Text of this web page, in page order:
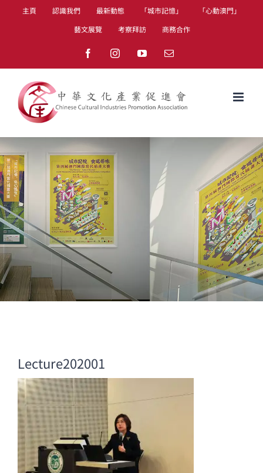
主頁 認識我們 最新動態 「城市記憶」
「心動澳門」
藝文展覽
考察拜訪 商務合作
FacebookInstagramYouTubeEmail
Lecture202001